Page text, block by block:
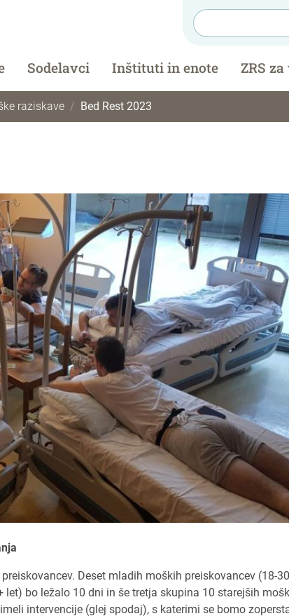
Sodelavci Inštituti in enote ZRS za
raziskave Bed Rest 2023
Deset mladih moških preiskovancev (18-
bo ležalo 10 dni in še tretja skupina 10 starejših
intervencije (glej spodaj), s katerimi se bomo